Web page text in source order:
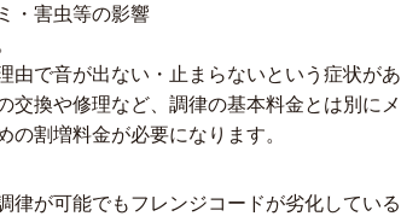
・害虫等の影響
由で音が出ない・止まらないという症状があ
交換や修理など、調律の基本料金とは別にメ
の割増料金が必要になります。
律が可能でもフレンジコードが劣化している